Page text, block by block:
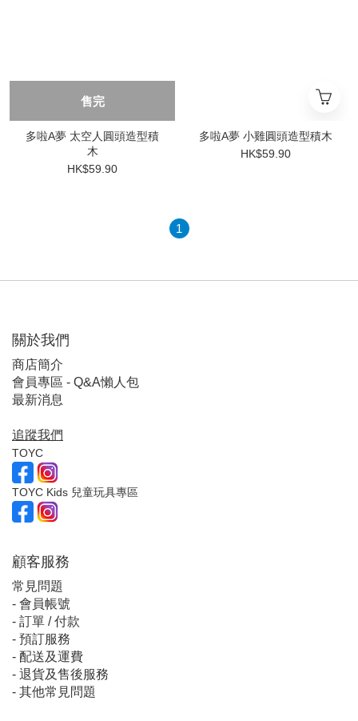
售完
多啦A夢 太空人圓頭造型積
木
HK$59.90
多啦A夢 小雞圓頭造型積木
HK$59.90
1
關於我們
商店簡介
會員專區 - Q&A懶人包
最新消息
追蹤我們
TOYC
TOYC Kids 兒童玩具專區
顧客服務
常見問題
- 會員帳號
- 訂單 / 付款
- 預訂服務
- 配送及運費
- 退貨及售後服務
- 其他常見問題